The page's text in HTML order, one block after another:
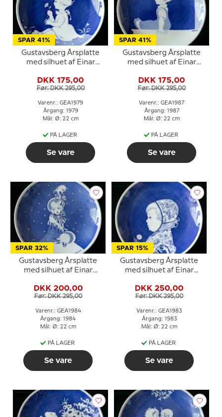
SPAR 41%
Gustavsberg Årsplatte
med silhuet af Einar
DKK 175,00
Før: DKK 295,00
Varenr.: GEA1979
Årgang: 1979
Mål: Ø: 22 cm
PÅ LAGER
Se vare
SPAR 41%
Gustavsberg Årsplatte
med silhuet af Einar
DKK 175,00
Før: DKK 295,00
Varenr.: GEA1987
Årgang: 1987
Mål: Ø: 22 cm
PÅ LAGER
Se vare
SPAR 32%
Gustavsberg Årsplatte
med silhuet af Einar
DKK 200,00
Før: DKK 295,00
Varenr.: GEA1984
Årgang: 1984
Mål: Ø: 22 cm
PÅ LAGER
Se vare
SPAR 15%
Gustavsberg Årsplatte
med silhuet af Einar
DKK 250,00
Før: DKK 295,00
Varenr.: GEA1983
Årgang: 1983
Mål: Ø: 22 cm
PÅ LAGER
Se vare